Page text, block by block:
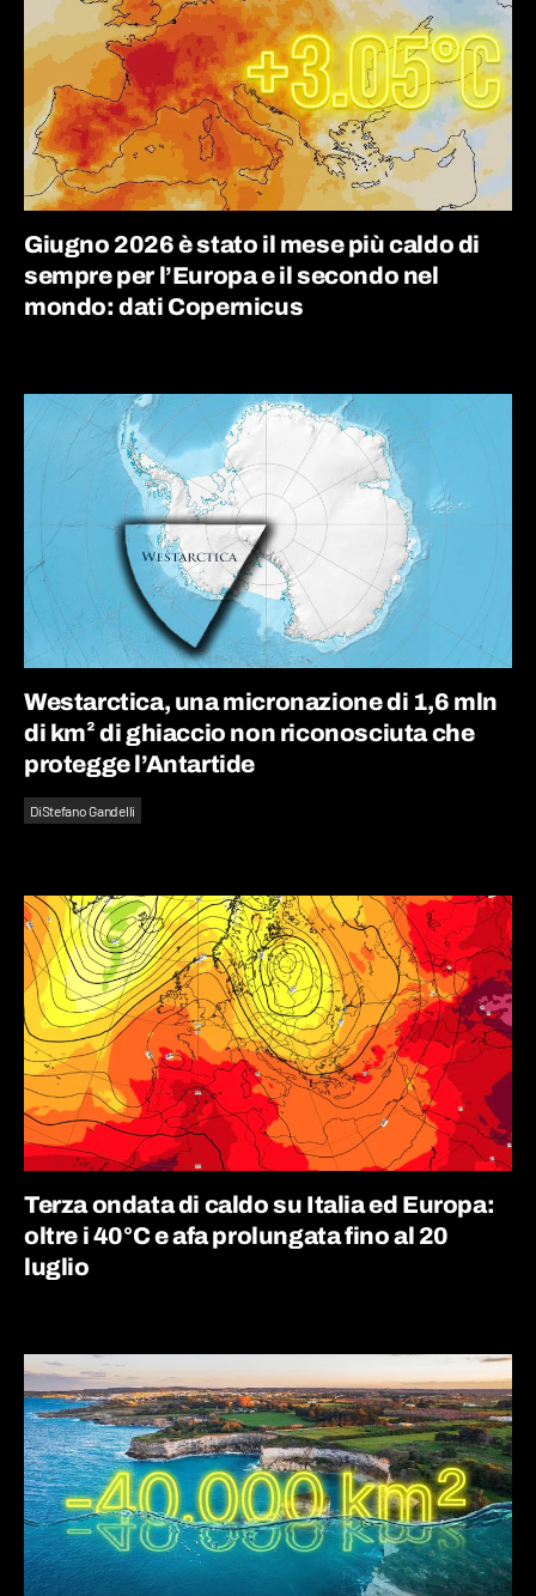
Giugno 2026 è stato il mese più caldo di
sempre per l’Europa e il secondo nel
mondo: dati Copernicus
Westarctica, una micronazione di 1,6 mln
di km² di ghiaccio non riconosciuta che
protegge l’Antartide
DiStefano Gandelli
Terza ondata di caldo su Italia ed Europa:
oltre i 40°C e afa prolungata fino al 20
luglio